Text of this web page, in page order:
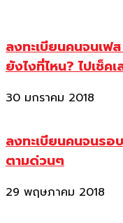
ลงทะเบียนคนจนเฟ
ยังไงที่ไหน? ไปเช็ค
30 มกราคม 2018
ลงทะเบียนคนจนรอ
ตามด่วนๆ
29 พฤษภาคม 2018